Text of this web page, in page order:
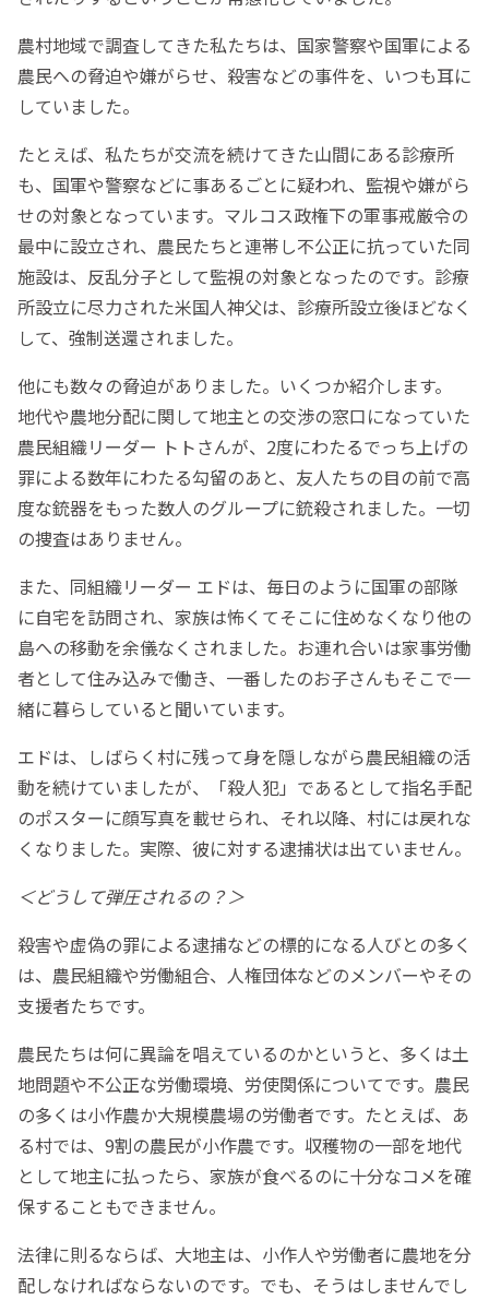
農村地域で調査してきた私たちは、国家警察や国軍による
農民への脅迫や嫌がらせ、殺害などの事件を、いつも耳に
していました。
たとえば、私たちが交流を続けてきた山間にある診療所
も、国軍や警察などに事あるごとに疑われ、監視や嫌がら
せの対象となっています。マルコス政権下の軍事戒厳令の
最中に設立され、農民たちと連帯し不公正に抗っていた同
施設は、反乱分子として監視の対象となったのです。診療
所設立に尽力された米国人神父は、診療所設立後ほどなく
して、強制送還されました。
他にも数々の脅迫がありました。いくつか紹介します。
地代や農地分配に関して地主との交渉の窓口になっていた
農民組織リーダー トトさんが、2度にわたるでっち上げの
罪による数年にわたる勾留のあと、友人たちの目の前で高
度な銃器をもった数人のグループに銃殺されました。一切
の捜査はありません。
また、同組織リーダー エドは、毎日のように国軍の部隊
に自宅を訪問され、家族は怖くてそこに住めなくなり他の
島への移動を余儀なくされました。お連れ合いは家事労働
者として住み込みで働き、一番したのお子さんもそこで一
緒に暮らしていると聞いています。
エドは、しばらく村に残って身を隠しながら農民組織の活
動を続けていましたが、「殺人犯」であるとして指名手配
のポスターに顔写真を載せられ、それ以降、村には戻れな
くなりました。実際、彼に対する逮捕状は出ていません。
＜どうして弾圧されるの？＞
殺害や虚偽の罪による逮捕などの標的になる人びとの多く
は、農民組織や労働組合、人権団体などのメンバーやその
支援者たちです。
農民たちは何に異論を唱えているのかというと、多くは土
地問題や不公正な労働環境、労使関係についてです。農民
の多くは小作農か大規模農場の労働者です。たとえば、あ
る村では、9割の農民が小作農です。収穫物の一部を地代
として地主に払ったら、家族が食べるのに十分なコメを確
保することもできません。
法律に則るならば、大地主は、小作人や労働者に農地を分
配しなければならないのです。でも、そうはしませんでし